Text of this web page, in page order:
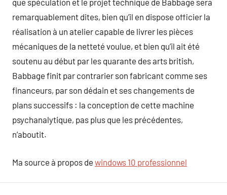
que spéculation et le projet technique de Babbage sera
remarquablement dites, bien qu’il en dispose officier la
réalisation à un atelier capable de livrer les pièces
mécaniques de la netteté voulue, et bien qu’il ait été
soutenu au début par les quarante des arts british,
Babbage finit par contrarier son fabricant comme ses
financeurs, par son dédain et ses changements de
plans successifs : la conception de cette machine
psychanalytique, pas plus que les précédentes,
n’aboutit.
Ma source à propos de windows 10 professionnel